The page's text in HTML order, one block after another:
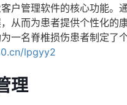
户管理软件的核心功能
从而为患者提供个性化的
一名脊椎损伤患者制定了
lpgyy2
理